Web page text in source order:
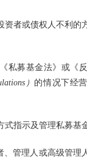
资者或债权人不利的
私募基金法》或《反
） 的情况下经
式指示及管理私募基
、管理人或高级管理